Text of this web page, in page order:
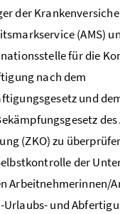
der
(AMS)
für die
nach dem
und
(ZKO) zu
der
Arbeitnehmerinnen/
und